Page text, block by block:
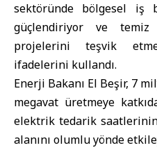
sektöründe bölgesel iş
güçlendiriyor ve
projelerini teşvik
ifadelerini kullandı.
Enerji Bakanı El Beşir, 7
megavat üretmeye
elektrik tedarik
alanını olumlu yönde